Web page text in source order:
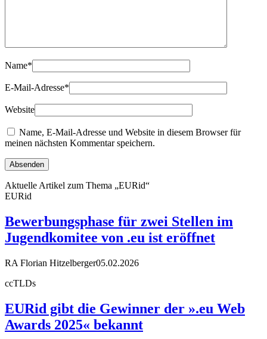
Name*
E-Mail-Adresse*
Website
Name, E-Mail-Adresse und Website in diesem Browser für
meinen nächsten Kommentar speichern.
Aktuelle Artikel zum Thema „EURid“
EURid
Bewerbungsphase für zwei Stellen im
Jugendkomitee von .eu ist eröffnet
RA Florian Hitzelberger05.02.2026
ccTLDs
EURid gibt die Gewinner der ».eu Web
Awards 2025« bekannt